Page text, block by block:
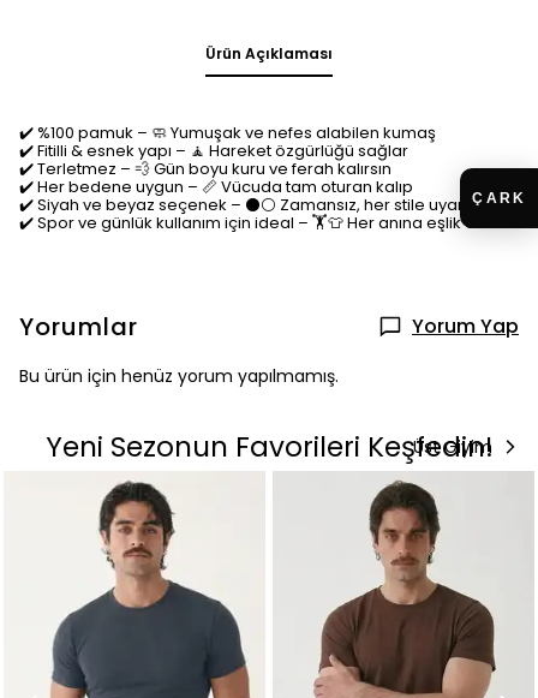
Ürün Açıklaması
✔️ %100 pamuk – 🧼 Yumuşak ve nefes alabilen kumaş
✔️Fitilli & esnek yapı – 🧘 Hareket özgürlüğü sağlar
✔️Terletmez – 💨Gün boyu kuru ve ferah kalırsın
✔️Her bedene uygun – 📏Vücuda tam oturan kalıp
✔️Siyah ve beyaz seçenek – ⚫⚪ Zamansız, her stile uyar
✔️Spor ve günlük kullanım için ideal – 🏋️👕Her anına eşlik ederiz
Yorumlar Yorum Yap
Bu ürün için henüz yorum yapılmamış.
Yeni Sezonun Favorileri Keşfedin!
Üst Giyim